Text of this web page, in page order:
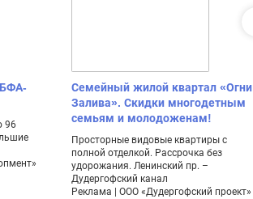
БФА-
96
Семейный жилой квартал «Огни
Залива». Скидки многодетным
семьям и молодоженам!
Просторные видовые квартиры с
полной отделкой. Рассрочка без
удорожания. Ленинский пр. –
Дудергофский канал
Реклама | ООО «Дудергофский проект»